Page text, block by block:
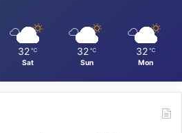
32 ℃
Sat
32 ℃
Sun
32 ℃
Mon